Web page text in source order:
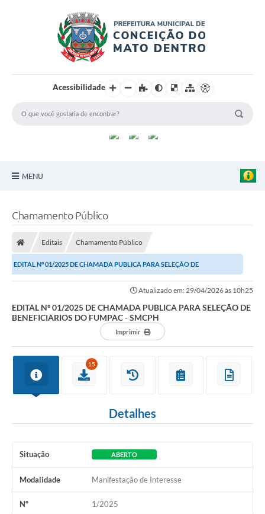
Acessibilidade
MENU
Transparência
Legislação
Procuradoria Jurídica - Consultoria Administrativa
SIM - Serviço de Inspeção Muncipal
e-SIC
Regularização Fundiária
Chamamento Público
Editais Chamamento Público
EDITAL Nº 01/2025 DE CHAMADA PUBLICA PARA SELEÇÃO DE
Atualizado em: 29/04/2026 às 10h25
EDITAL Nº 01/2025 DE CHAMADA PUBLICA PARA SELEÇÃO DE
BENEFICIARIOS DO FUMPAC - SMCPH
Imprimir
15
Detalhes
Situação ABERTO
Modalidade Manifestação de Interesse
Nº 1/2025